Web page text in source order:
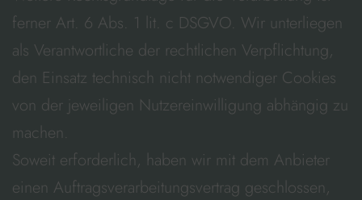
ferner Art. 6 Abs. 1 lit. c DSGVO. Wir unterliegen
als Verantwortliche der rechtlichen Verpflichtung,
den Einsatz technisch nicht notwendiger Cookies
von der jeweiligen Nutzereinwilligung abhängig zu
machen.
Soweit erforderlich, haben wir mit dem Anbieter
einen Auftragsverarbeitungsvertrag geschlossen,